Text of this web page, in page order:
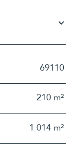
69110
210 m²
1 014 m²